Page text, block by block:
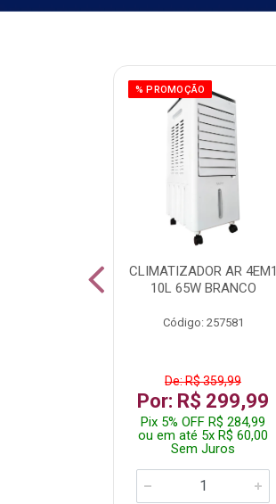
% PROMOÇÃO
CLIMATIZADOR AR 4EM1
10L 65W BRANCO
Código: 257581
De: R$ 359,99
Por: R$ 299,99
Pix 5% OFF R$ 284,99
ou em até 5x R$ 60,00
Sem Juros